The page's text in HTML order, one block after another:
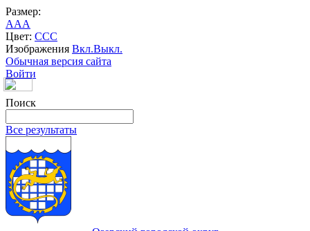
Размер:
AAA
Цвет: CCC
Изображения Вкл.Выкл.
Обычная версия сайта
Войти
Поиск
Все результаты